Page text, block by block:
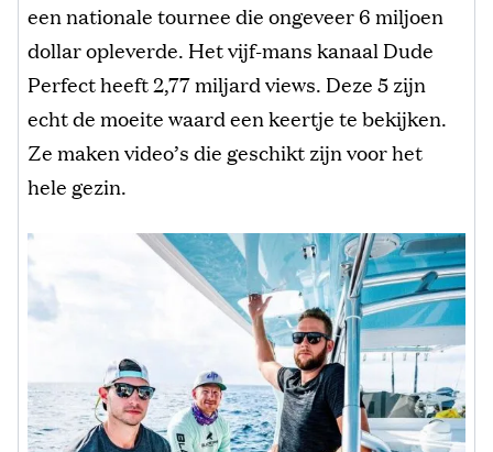
een nationale tournee die ongeveer 6 miljoen
dollar opleverde. Het vijf-mans kanaal Dude
Perfect heeft 2,77 miljard views. Deze 5 zijn
echt de moeite waard een keertje te bekijken.
Ze maken video’s die geschikt zijn voor het
hele gezin.